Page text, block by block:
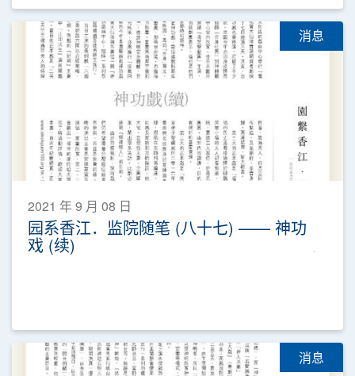
消息
2021 年 9 月 08 日
园系香江．监院随笔 (八十七) —— 神功
戏 (续)
消息